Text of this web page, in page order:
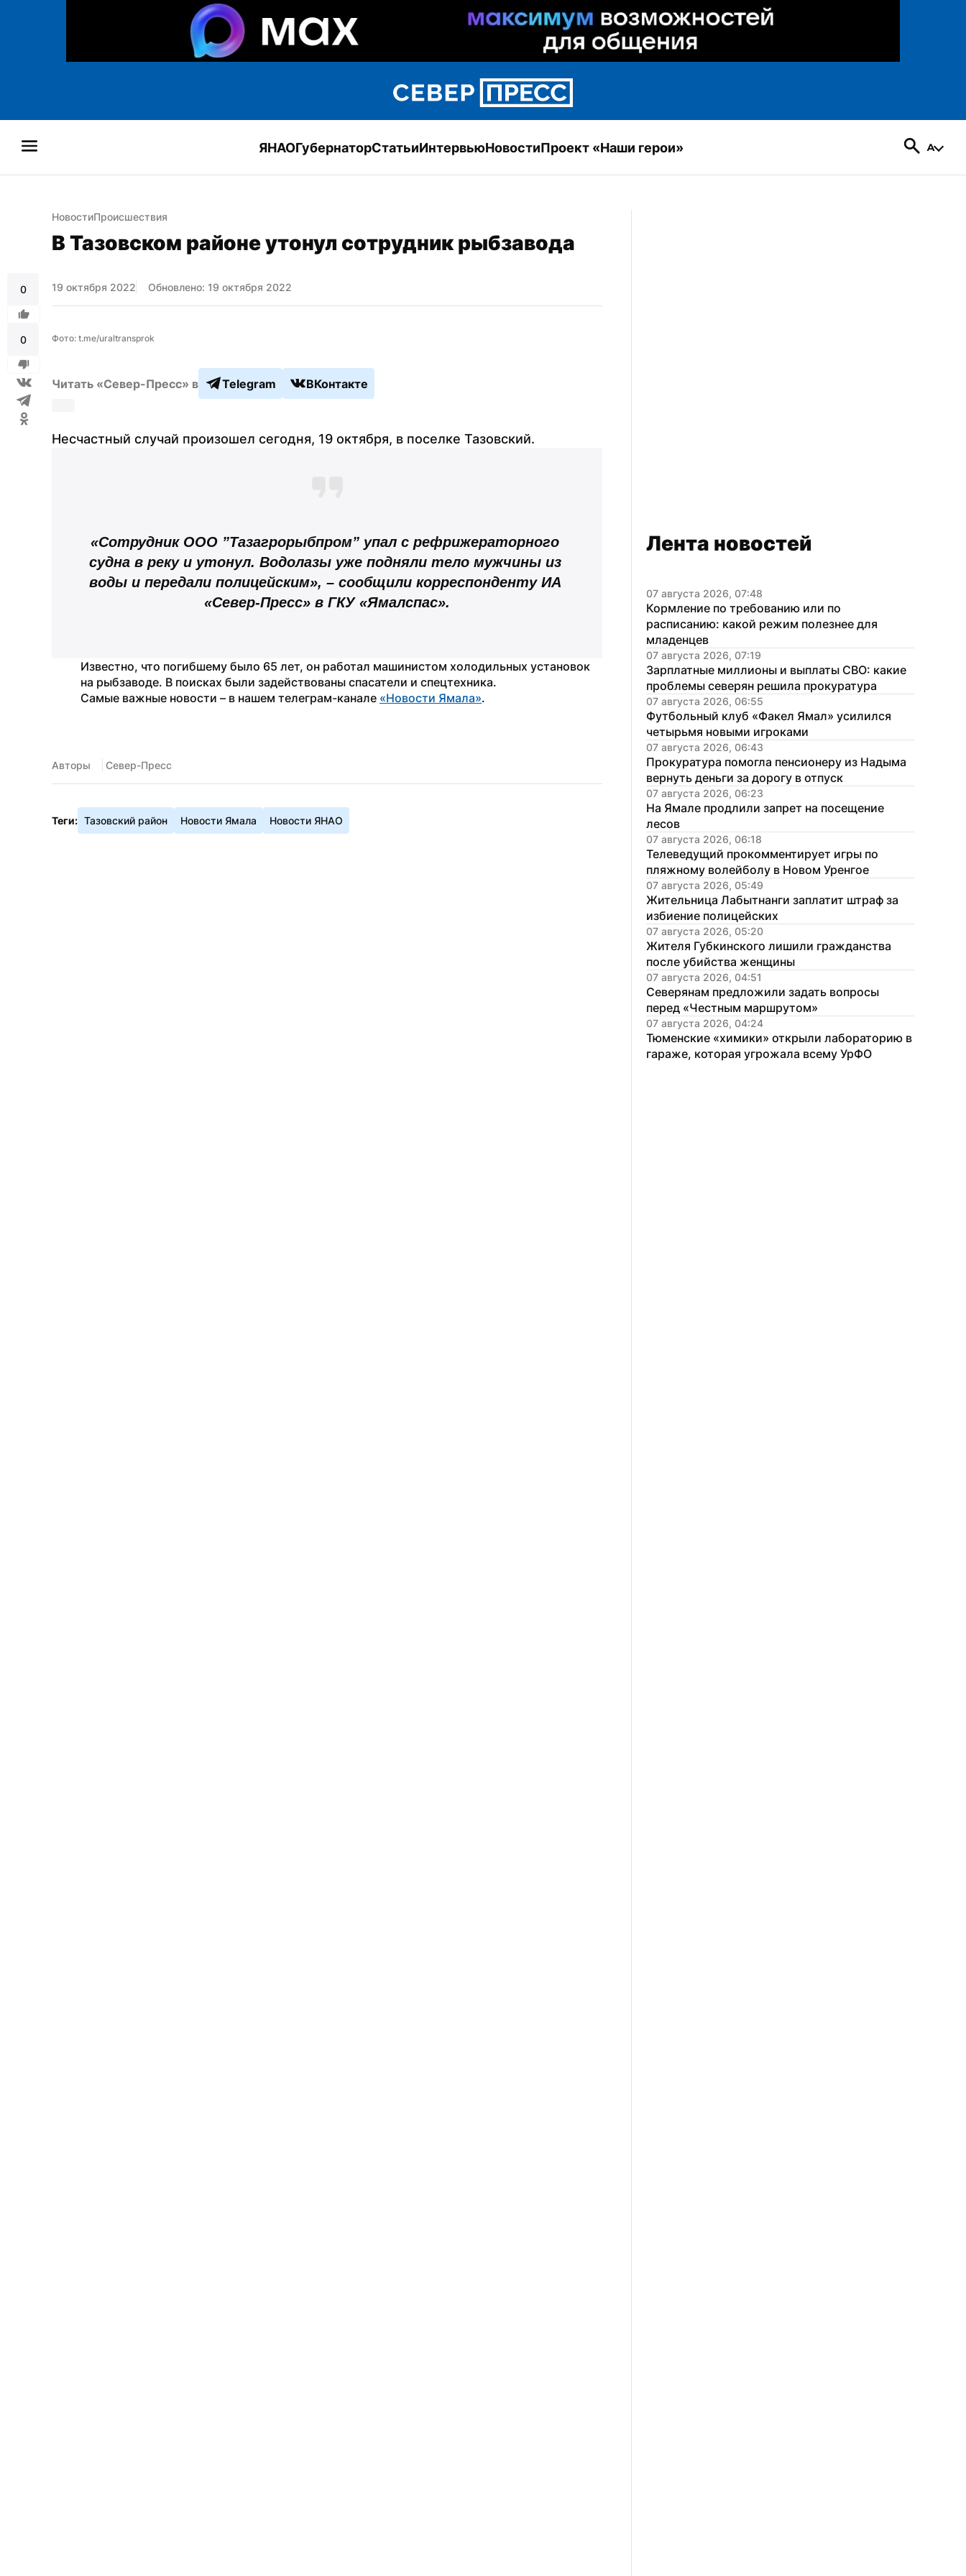
ЯНАОГубернаторСтатьиИнтервьюНовостиПроект «Наши герои»
0
0
НовостиПроисшествия
В Тазовском районе утонул сотрудник рыбзавода
19 октября 2022 Обновлено: 19 октября 2022
Фото: t.me/uraltransprok
Читать «Север-Пресс» в Telegram ВКонтакте
Несчастный случай произошел сегодня, 19 октября, в поселке Тазовский.
«Сотрудник ООО ”Тазагрорыбпром” упал с рефрижераторного
судна в реку и утонул. Водолазы уже подняли тело мужчины из
воды и передали полицейским», – сообщили корреспонденту ИА
«Север-Пресс» в ГКУ «Ямалспас».
Известно, что погибшему было 65 лет, он работал машинистом холодильных установок
на рыбзаводе. В поисках были задействованы спасатели и спецтехника.
Самые важные новости – в нашем телеграм-канале «Новости Ямала».
Авторы Север-Пресс
Теги: Тазовский район Новости Ямала Новости ЯНАО
Лента новостей
07 августа 2026, 07:48
Кормление по требованию или по
расписанию: какой режим полезнее для
младенцев
07 августа 2026, 07:19
Зарплатные миллионы и выплаты СВО: какие
проблемы северян решила прокуратура
07 августа 2026, 06:55
Футбольный клуб «Факел Ямал» усилился
четырьмя новыми игроками
07 августа 2026, 06:43
Прокуратура помогла пенсионеру из Надыма
вернуть деньги за дорогу в отпуск
07 августа 2026, 06:23
На Ямале продлили запрет на посещение
лесов
07 августа 2026, 06:18
Телеведущий прокомментирует игры по
пляжному волейболу в Новом Уренгое
07 августа 2026, 05:49
Жительница Лабытнанги заплатит штраф за
избиение полицейских
07 августа 2026, 05:20
Жителя Губкинского лишили гражданства
после убийства женщины
07 августа 2026, 04:51
Северянам предложили задать вопросы
перед «Честным маршрутом»
07 августа 2026, 04:24
Тюменские «химики» открыли лабораторию в
гараже, которая угрожала всему УрФО